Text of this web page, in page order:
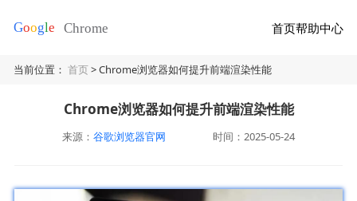
首页帮助中心
当前位置：首页> Chrome浏览器如何提升前端渲染性能
Chrome浏览器如何提升前端渲染性能
来源： 谷歌浏览器官网 时间：2025-05-24